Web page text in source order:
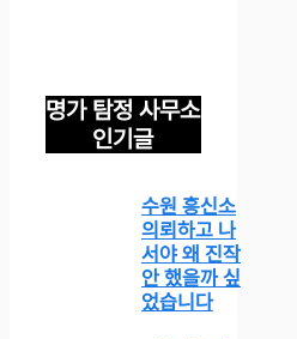
명가 탐정 사무소
인기글
수원 흥신소
의뢰하고 나
서야 왜 진작
안 했을까 싶
었습니다